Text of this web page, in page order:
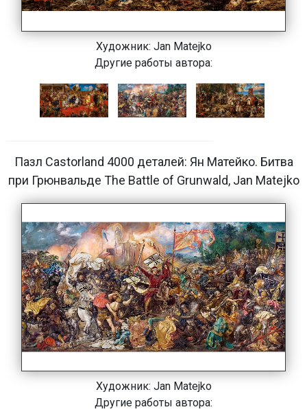
Художник: Jan Matejko
Другие работы автора:
Пазл Castorland 4000 деталей: Ян Матейко. Битва
при Грюнвальде The Battle of Grunwald, Jan Matejko
Художник: Jan Matejko
Другие работы автора: